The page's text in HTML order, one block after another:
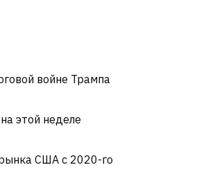
войне Трампа
этой неделе
США с 2020-го